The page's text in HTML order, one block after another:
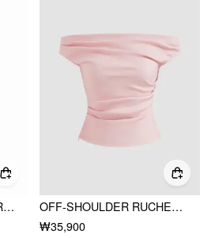
V-NECK CRISS CROSS RUCHED DRAWSTRING SLIM CAMI TOP
OFF-SHOULDER RUCHED ZIPPER CROP TOP
₩35,900